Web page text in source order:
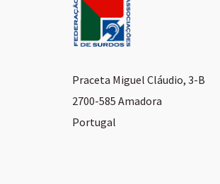
Praceta Miguel Cláudio, 3-B
2700-585 Amadora
Portugal